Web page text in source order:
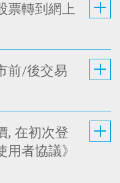
票轉到網上
前/後交易
, 在初次登
用者協議》